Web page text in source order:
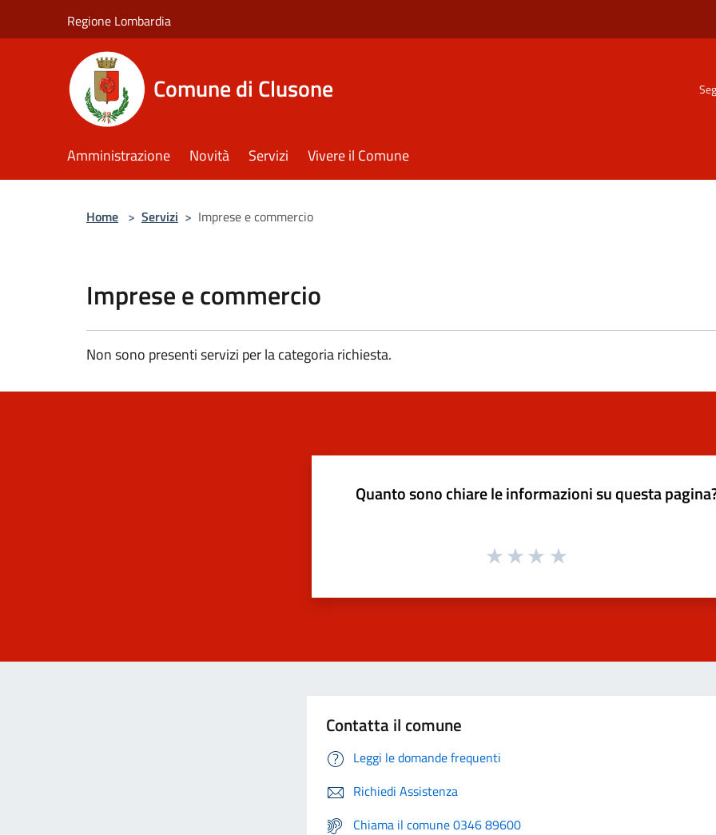
Regione Lombardia
Comune di Clusone
Amministrazione Novità Servizi Vivere il Comune
Home > Servizi > Imprese e commercio
Imprese e commercio
Non sono presenti servizi per la categoria richiesta.
Quanto sono chiare le informazioni su questa
Contatta il comune
Leggi le domande frequenti
Richiedi Assistenza
Chiama il comune 0346 89600